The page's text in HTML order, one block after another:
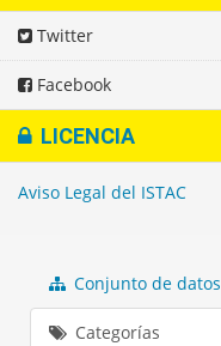
Twitter
Facebook
LICENCIA
Aviso Legal del ISTAC
Conjunto de datos
Categorías